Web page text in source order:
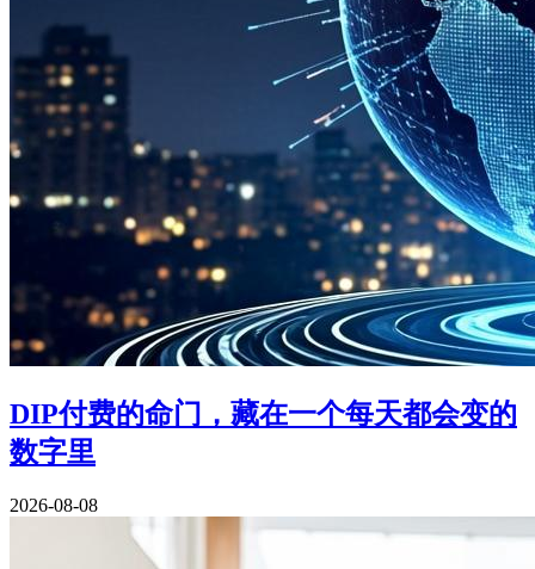
DIP付费的命门，藏在一个每天都会变的
数字里
2026-08-08